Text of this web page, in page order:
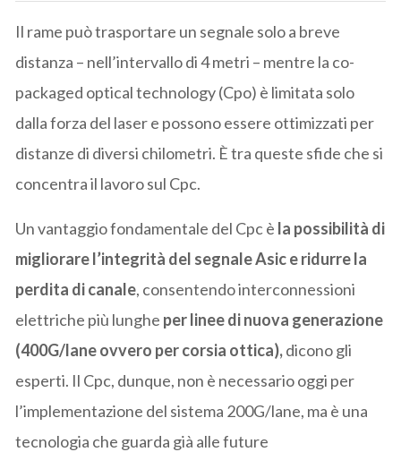
Il rame può trasportare un segnale solo a breve
distanza – nell’intervallo di 4 metri – mentre la co-
packaged optical technology (Cpo) è limitata solo
dalla forza del laser e possono essere ottimizzati per
distanze di diversi chilometri. È tra queste sfide che si
concentra il lavoro sul Cpc.
Un vantaggio fondamentale del Cpc è la possibilità di
migliorare l’integrità del segnale Asic e ridurre la
perdita di canale, consentendo interconnessioni
elettriche più lunghe per linee di nuova generazione
(400G/lane ovvero per corsia ottica),dicono gli
esperti. Il Cpc, dunque, non è necessario oggi per
l’implementazione del sistema 200G/lane, ma è una
tecnologia che guarda già alle future